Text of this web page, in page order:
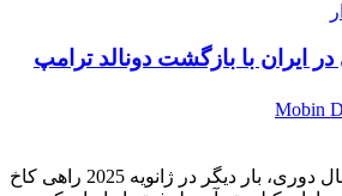
ایران با بازگشت دونالد ترامپ
Mobin
دونالد ترامپ پس از 4 سال دوری، بار دیگر در ژانویه 2025 راهی کاخ